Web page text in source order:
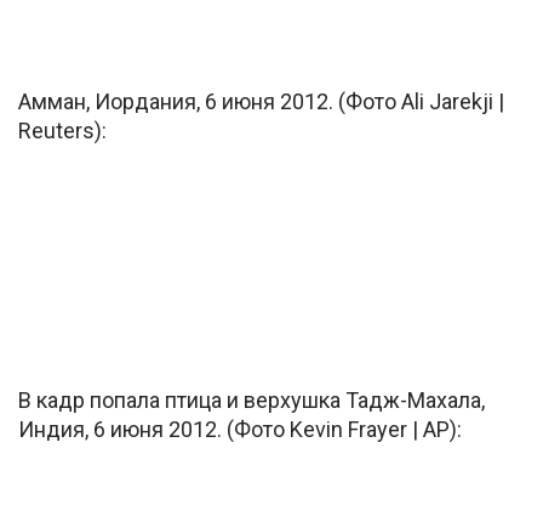
Амман, Иордания, 6 июня 2012. (Фото Ali Jarekji |
Reuters):
В кадр попала птица и верхушка Тадж-Махала,
Индия, 6 июня 2012. (Фото Kevin Frayer | AP):